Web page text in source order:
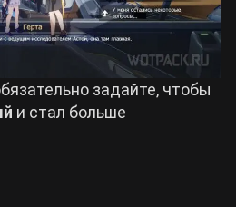
задайте, чтобы
и стал больше